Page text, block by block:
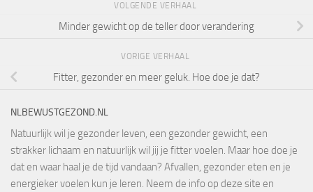
VOLGENDE VERHAAL
Minder gewicht op de teller door verandering
VORIGE VERHAAL
Fitter, gezonder en meer geluk. Hoe doe je dat?
NLBEWUSTGEZOND.NL
Natuurlijk wil je gezonder leven, een gezonder gewicht, een
strakker lichaam en natuurlijk wil jij je fitter voelen. Maar hoe doe je
dat en waar haal je de tijd vandaan? Afvallen, gezonder eten en je
energieker voelen kun je leren. Neem de info op deze site en